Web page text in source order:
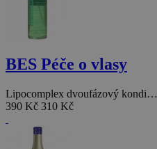
BES Péče o vlasy
Lipocomplex dvoufázový kondi…
390 Kč 310 Kč